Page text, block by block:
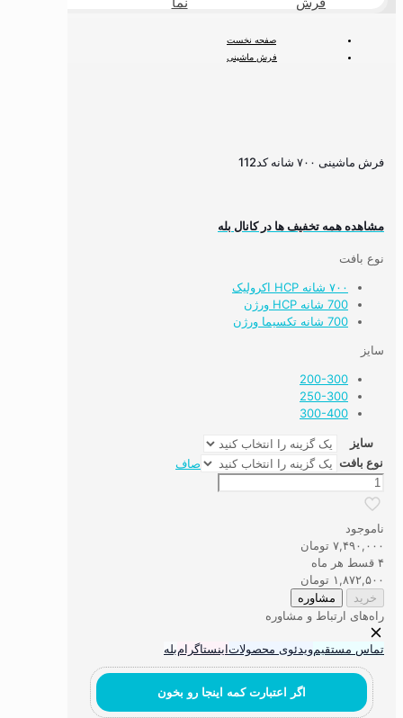
صفحه نخست
فرش ماشینی
فرش ماشینی ۷۰۰ شانه کد112
مشاهده همه تخفیف ها در کانال بله
نوع بافت
۷۰۰ شانه HCP اکرولیک
700 شانه HCP ورژن
700 شانه تکسیما ورژن
سایز
200-300
250-300
300-400
سایز
نوع بافت
صاف
فرش
ماشینی
۷۰۰
شانه
کد112
عدد
ناموجود
۷,۴۹۰,۰۰۰ تومان
۴ قسط هر ماه
۱,۸۷۲,۵۰۰ تومان
خرید مشاوره
راه‌های ارتباط و مشاوره
تماس مستقیمویدئوی محصولاتاینستاگرامبله
اگر اعتبارت کمه اینجا رو بخون